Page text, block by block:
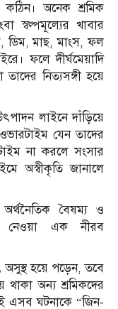
অনেক শ্রমিক
স্বল্পমূল্যের খাবার
ডিম, মাছ, মাংস, ফল
ফলে দীর্ঘমেয়াদি
তাদের নিত্যসঙ্গী হয়ে
লাইনে দাঁড়িয়ে
যেন তাদের
না করলে সংসার
অস্বীকৃতি জানালে
বৈষম্য ও
নেওয়া এক নীরব
অসুস্থ হয়ে পড়েন, তবে
অন্য শ্রমিকদের
এসব ঘটনাকে “জিন-